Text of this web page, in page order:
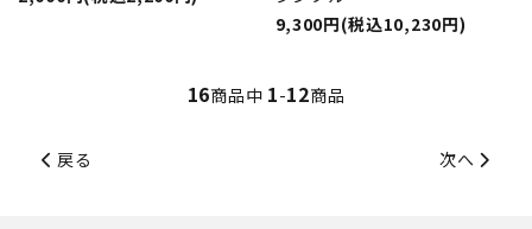
9,300円(税込10,230円)
16商品中 1-12商品
戻る 次へ